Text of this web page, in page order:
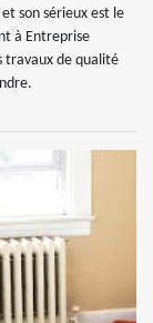
son sérieux est le
à Entreprise
travaux de qualité